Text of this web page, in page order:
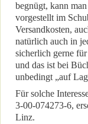
begnügt, kann
vorgestellt im
Versandkosten,
natürlich auch in
sicherlich gerne
und das ist bei
unbedingt „auf
Für solche
3-00-074273-6,
Linz.